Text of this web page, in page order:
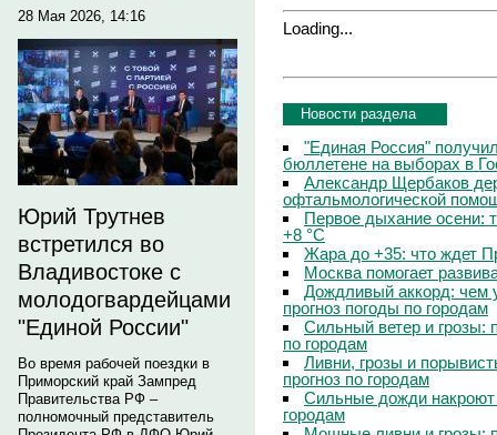
28 Мая 2026, 14:16
Юрий Трутнев
встретился во
Владивостоке с
молодогвардейцами
"Единой России"
Во время рабочей поездки в
Приморский край Зампред
Правительства РФ –
полномочный представитель
Loading...
Новости раздела
"Единая Россия"
бюллетене на выборах в
Александр Щербаков
офтальмологической
Первое дыхание осени:
+8 °C
Жара до +35: что ждет
Москва помогает
Дождливый аккорд: чем
прогноз погоды по городам
Сильный ветер и грозы:
по городам
Ливни, грозы и
прогноз по городам
Сильные дожди
городам